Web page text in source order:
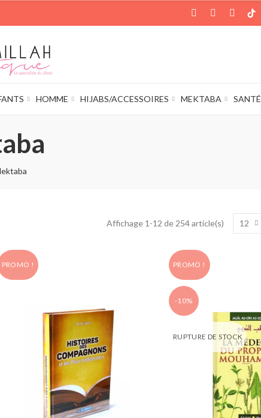
HOMME HIJABS/ACCESSOIRES MEKTABA SANTÉ
Affichage 1-12 de 254 article(s) 12
PROMO ! PROMO !
-10%
RUPTURE DE STOCK